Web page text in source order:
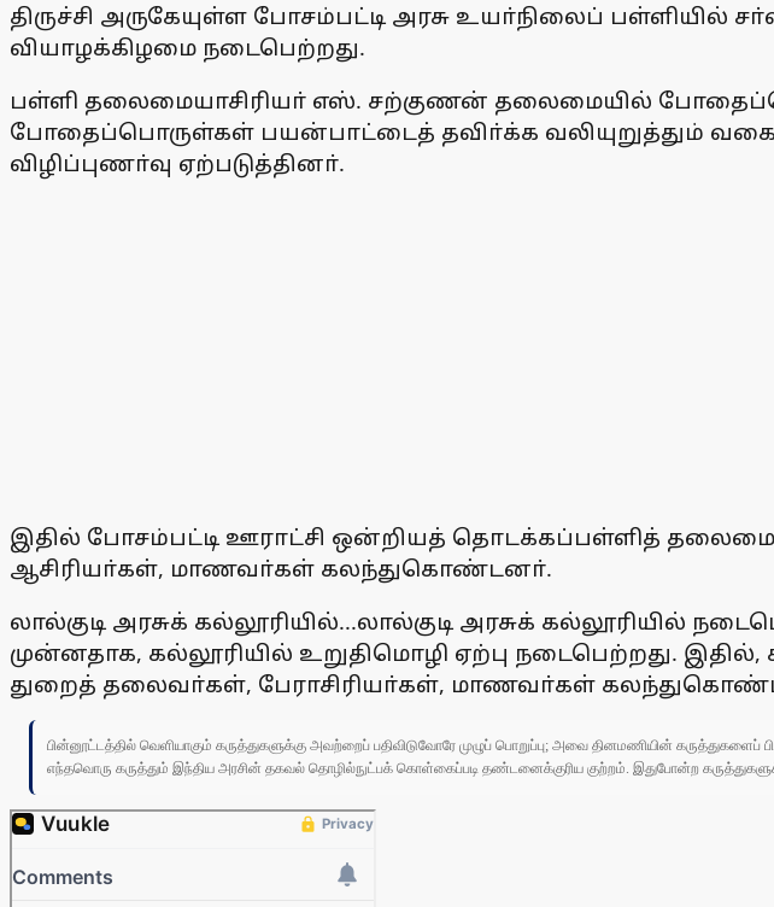
திருச்சி அருகேயுள்ள போசம்பட்டி அரசு உயா்நிலைப் பள்ளியில்
வியாழக்கிழமை நடைபெற்றது.
பள்ளி தலைமையாசிரியா் எஸ். சற்குணன் தலைமையில்
போதைப்பொருள்கள் பயன்பாட்டைத் தவிா்க்க வலியுறுத்தும்
விழிப்புணா்வு ஏற்படுத்தினா்.
இதில் போசம்பட்டி ஊராட்சி ஒன்றியத் தொடக்கப்பள்ளித்
ஆசிரியா்கள், மாணவா்கள் கலந்துகொண்டனா்.
லால்குடி அரசுக் கல்லூரியில்...லால்குடி அரசுக் கல்லூரியில்
முன்னதாக, கல்லூரியில் உறுதிமொழி ஏற்பு நடைபெற்றது.
துறைத் தலைவா்கள், பேராசிரியா்கள், மாணவா்கள்
பின்னூட்டத்தில் வெளியாகும் கருத்துகளுக்கு அவற்றைப் பதிவிடுவோரே முழுப் பொறுப்பு; அவை தினமணியின்
எந்தவொரு கருத்தும் இந்திய அரசின் தகவல் தொழில்நுட்பக் கொள்கைப்படி தண்டனைக்குரிய குற்றம். இதுபோன்ற